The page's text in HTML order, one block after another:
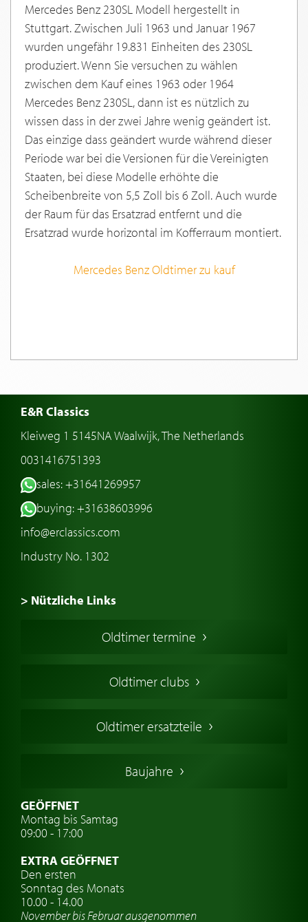
Mercedes Benz 230SL Modell hergestellt in
Stuttgart. Zwischen Juli 1963 und Januar 1967
wurden ungefähr 19.831 Einheiten des 230SL
produziert. Wenn Sie versuchen zu wählen
zwischen dem Kauf eines 1963 oder 1964
Mercedes Benz 230SL, dann ist es nützlich zu
wissen dass in der zwei Jahre wenig geändert ist.
Das einzige dass geändert wurde während dieser
Periode war bei die Versionen für die Vereinigten
Staaten, bei diese Modelle erhöhte die
Scheibenbreite von 5,5 Zoll bis 6 Zoll. Auch wurde
der Raum für das Ersatzrad entfernt und die
Ersatzrad wurde horizontal im Kofferraum montiert.
Mercedes Benz Oldtimer zu kauf
E&R Classics
Kleiweg 1 5145NA Waalwijk, The Netherlands
0031416751393
sales: +31641269957
buying: +31638603996
info@erclassics.com
Industry No. 1302
> Nützliche Links
Oldtimers in Europa
Englische Oldtimer
Deutsche Oldtimer
Schwedische Oldtimer
Oldtimer mit h-kennzeichen
Auto Oldtimer Markt
Oldtimer-Versicherung
Oldtimer-Clubs
Oldtimer-Reisen
Oldtimer termine
Oldtimer clubs
Oldtimer ersatzteile
Baujahre
GEÖFFNET
Montag bis Samtag
09:00 - 17:00
EXTRA GEÖFFNET
Den ersten
Sonntag des Monats
10.00 - 14.00
November bis Februar ausgenommen